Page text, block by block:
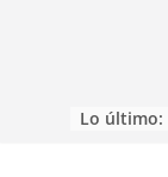
Lo último: